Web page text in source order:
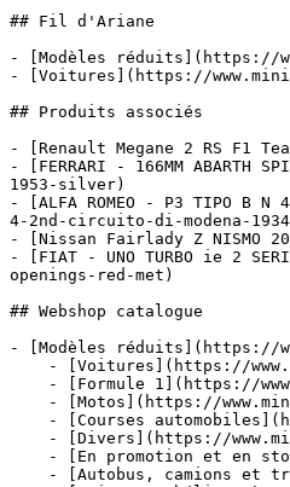
## Fil d'Ariane
- [Modèles réduits](https://
- [Voitures](https://
## Produits associés
- [Renault Megane 2 RS F1
- [FERRARI - 166MM
1953-silver)
- [ALFA ROMEO - P3 TIPO B
4-2nd-circuito-di-modena-
- [Nissan Fairlady Z NISMO
- [FIAT - UNO TURBO ie 2
openings-red-met)
## Webshop catalogue
- [Modèles réduits](https://